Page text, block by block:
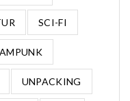
SCI-FI
UNPACKING